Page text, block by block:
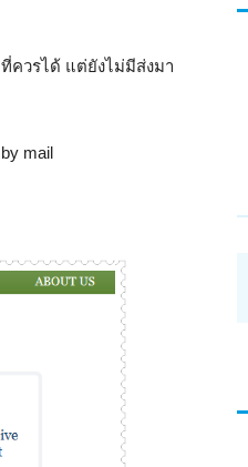
ควรได้ แต่ยังไม่มีส่งมา
mail